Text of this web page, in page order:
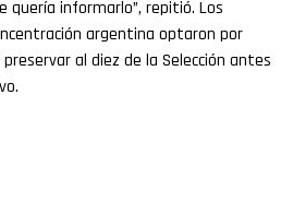
quería informarlo”, repitió. Los
argentina optaron por
al diez de la Selección antes